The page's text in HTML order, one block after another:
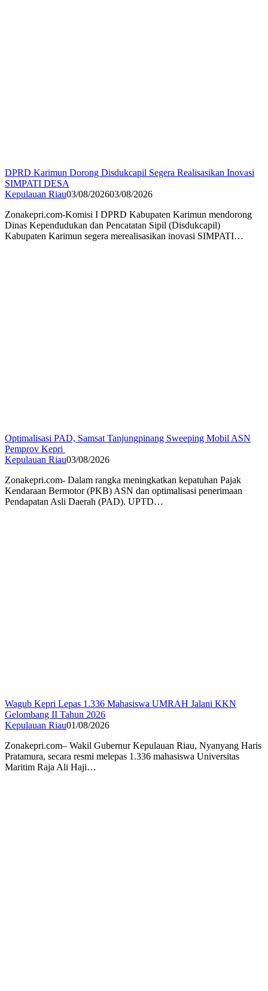
DPRD Karimun Dorong Disdukcapil Segera Realisasikan Inovasi
SIMPATI DESA
Kepulauan Riau03/08/202603/08/2026
Zonakepri.com-Komisi I DPRD Kabupaten Karimun mendorong
Dinas Kependudukan dan Pencatatan Sipil (Disdukcapil)
Kabupaten Karimun segera merealisasikan inovasi SIMPATI…
Optimalisasi PAD, Samsat Tanjungpinang Sweeping Mobil ASN
Pemprov Kepri
Kepulauan Riau03/08/2026
Zonakepri.com- Dalam rangka meningkatkan kepatuhan Pajak
Kendaraan Bermotor (PKB) ASN dan optimalisasi penerimaan
Pendapatan Asli Daerah (PAD). UPTD…
Wagub Kepri Lepas 1.336 Mahasiswa UMRAH Jalani KKN
Gelombang II Tahun 2026
Kepulauan Riau01/08/2026
Zonakepri.com– Wakil Gubernur Kepulauan Riau, Nyanyang Haris
Pratamura, secara resmi melepas 1.336 mahasiswa Universitas
Maritim Raja Ali Haji…